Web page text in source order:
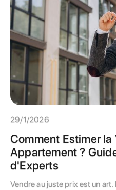
29/1/2026
Comment Estimer la
Appartement ?
d'Experts
Vendre au juste prix est un